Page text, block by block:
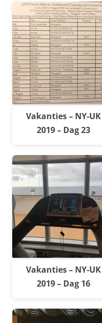
Vakanties – NY-UK
2019 – Dag 23
Vakanties – NY-UK
2019 – Dag 16